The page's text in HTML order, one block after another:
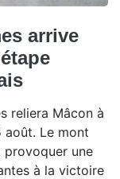
arrive
reliera Mâcon à
août. Le mont
une
à la victoire